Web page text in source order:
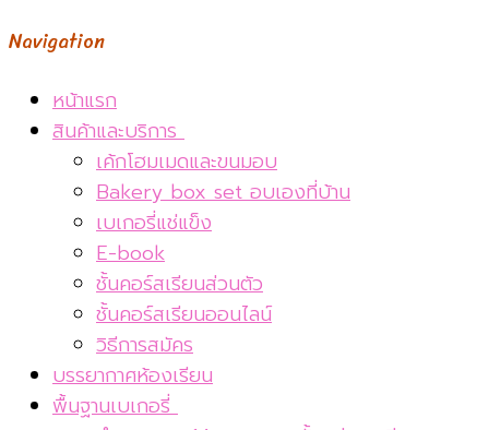
Navigation
หน้าแรก
สินค้าและบริการ
เค้กโฮมเมดและขนมอบ
Bakery box set อบเองที่บ้าน
เบเกอรี่แช่แข็ง
E-book
ชั้นคอร์สเรียนส่วนตัว
ชั้นคอร์สเรียนออนไลน์
วิธีการสมัคร
บรรยากาศห้องเรียน
พื้นฐานเบเกอรี่